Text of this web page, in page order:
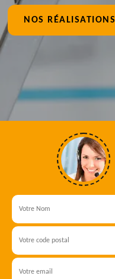
NOS RÉALISATIONS